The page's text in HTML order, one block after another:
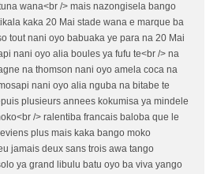
wana<br /> mais nazongisela bango
kaka 20 Mai stade wana e marque ba
tout nani oyo babuaka ye para na 20 Mai
nani oyo alia boules ya fufu te<br /> na
na thomson nani oyo amela coca na
nani oyo alia nguba na bitabe te
plusieurs annees kokumisa ya mindele
/> ralentiba francais baloba que le
plus mais kaka bango moko
jamais deux sans trois awa tango
ya grand libulu batu oyo ba viva yango